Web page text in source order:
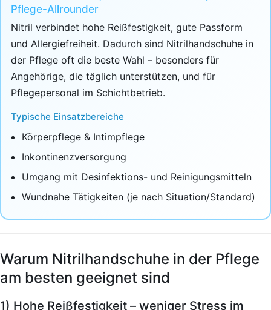
Pflege-Allrounder
Nitril verbindet hohe Reißfestigkeit, gute Passform
und Allergiefreiheit. Dadurch sind Nitrilhandschuhe in
der Pflege oft die beste Wahl – besonders für
Angehörige, die täglich unterstützen, und für
Pflegepersonal im Schichtbetrieb.
Typische Einsatzbereiche
Körperpflege & Intimpflege
Inkontinenzversorgung
Umgang mit Desinfektions- und Reinigungsmitteln
Wundnahe Tätigkeiten (je nach Situation/Standard)
Warum Nitrilhandschuhe in der Pflege
am besten geeignet sind
1) Hohe Reißfestigkeit – weniger Stress im